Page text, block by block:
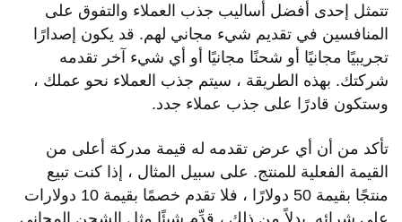
تتمثل إحدى أفضل أساليب جذب العملاء والتفوق على
المنافسين في تقديم شيء مجاني لهم. قد يكون إصدارًا
تجريبيًا مجانيًا أو شحنًا مجانيًا أو أي شيء آخر تقدمه
شركتك. بهذه الطريقة ، سيتم جذب العملاء نحو عملك ،
وستكون قادرًا على جذب عملاء جدد.
تأكد من أن أي عرض تقدمه له قيمة مدركة أعلى من
القيمة الفعلية للمنتج. على سبيل المثال ، إذا كنت تبيع
منتجًا بقيمة 50 دولارًا ، فلا تقدم خصمًا بقيمة 10 دولارات
على شرائه. بدلاً من ذلك ، قدِّم شيئًا مثل الشحن المجاني